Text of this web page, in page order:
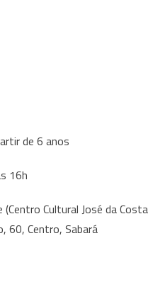
de 6 anos
16h
Cultural José da Costa
60, Centro, Sabará